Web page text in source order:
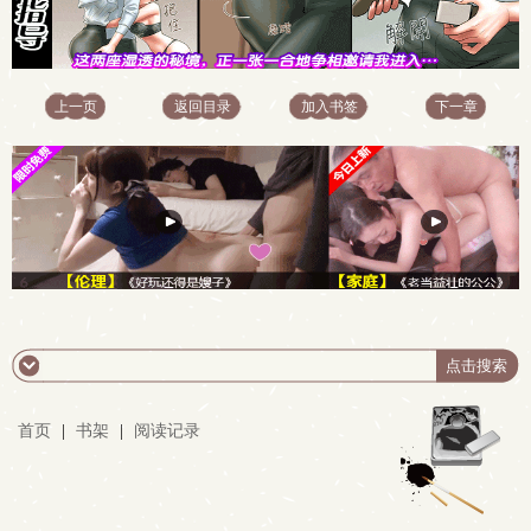
上一页 返回目录 加入书签 下一章
首页 书架 阅读记录